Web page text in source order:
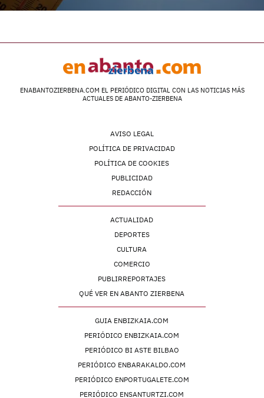
ENABANTOZIERBENA.COM EL PERIÓDICO DIGITAL CON LAS NOTICIAS MÁS
ACTUALES DE ABANTO-ZIERBENA
AVISO LEGAL
POLÍTICA DE PRIVACIDAD
POLÍTICA DE COOKIES
PUBLICIDAD
REDACCIÓN
ACTUALIDAD
DEPORTES
CULTURA
COMERCIO
PUBLIRREPORTAJES
QUÉ VER EN ABANTO ZIERBENA
GUIA ENBIZKAIA.COM
PERIÓDICO ENBIZKAIA.COM
PERIÓDICO BI ASTE BILBAO
PERIÓDICO ENBARAKALDO.COM
PERIÓDICO ENPORTUGALETE.COM
PERIÓDICO ENSANTURTZI.COM